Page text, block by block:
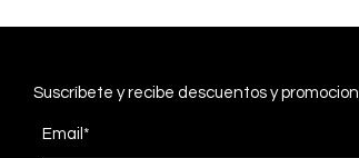
Suscríbete y recibe descuentos y
Email*